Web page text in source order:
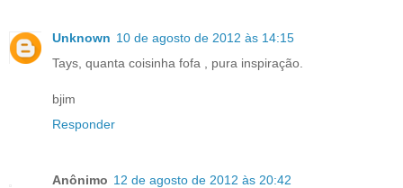
Unknown 10 de agosto de 2012 às 14:15
Tays, quanta coisinha fofa , pura inspiração.
bjim
Responder
Anônimo 12 de agosto de 2012 às 20:42